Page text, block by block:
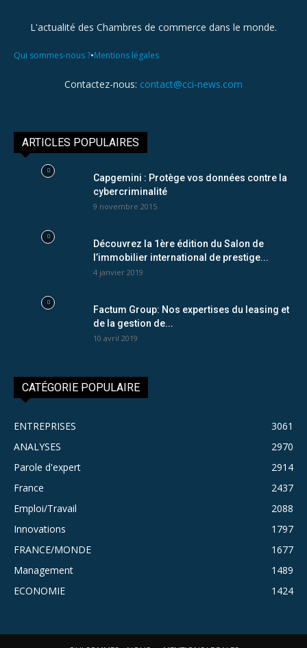
L'actualité des Chambres de commerce dans le monde.
Qui sommes-nous ?•Mentions légales
Contactez-nous: contact@cci-news.com
ARTICLES POPULAIRES
Capgemini : Protège vos données contre la
cybercriminalité
9 novembre 2015
Découvrez la 1ère édition du Salon de
l’immobilier international de prestige...
4 janvier 2019
Factum Group: Nos expertises du leasing et
de la gestion de...
10 avril 2019
CATÉGORIE POPULAIRE
ENTREPRISES
3061
ANALYSES
2970
Parole d'expert
2914
France
2437
Emploi/Travail
2088
Innovations
1797
FRANCE/MONDE
1677
Management
1489
ECONOMIE
1424